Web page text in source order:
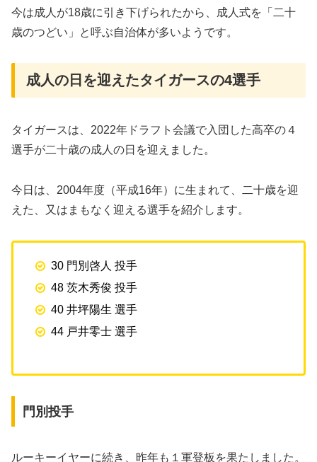
今は成人が18歳に引き下げられたから、成人式を「二十
歳のつどい」と呼ぶ自治体が多いようです。
成人の日を迎えたタイガースの4選手
タイガースは、2022年ドラフト会議で入団した高卒の４
選手が二十歳の成人の日を迎えました。
今日は、2004年度（平成16年）に生まれて、二十歳を迎
えた、又はまもなく迎える選手を紹介します。
30 門別啓人 投手
48 茨木秀俊 投手
40 井坪陽生 選手
44 戸井零士 選手
門別投手
ルーキーイヤーに続き、昨年も１軍登板を果たしました。